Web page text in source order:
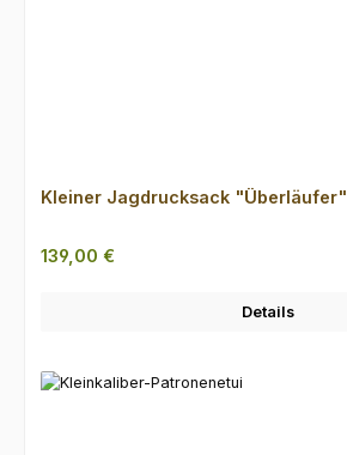
Kleiner Jagdrucksack "Überläufer"
Regulärer Preis:
139,00 €
Details